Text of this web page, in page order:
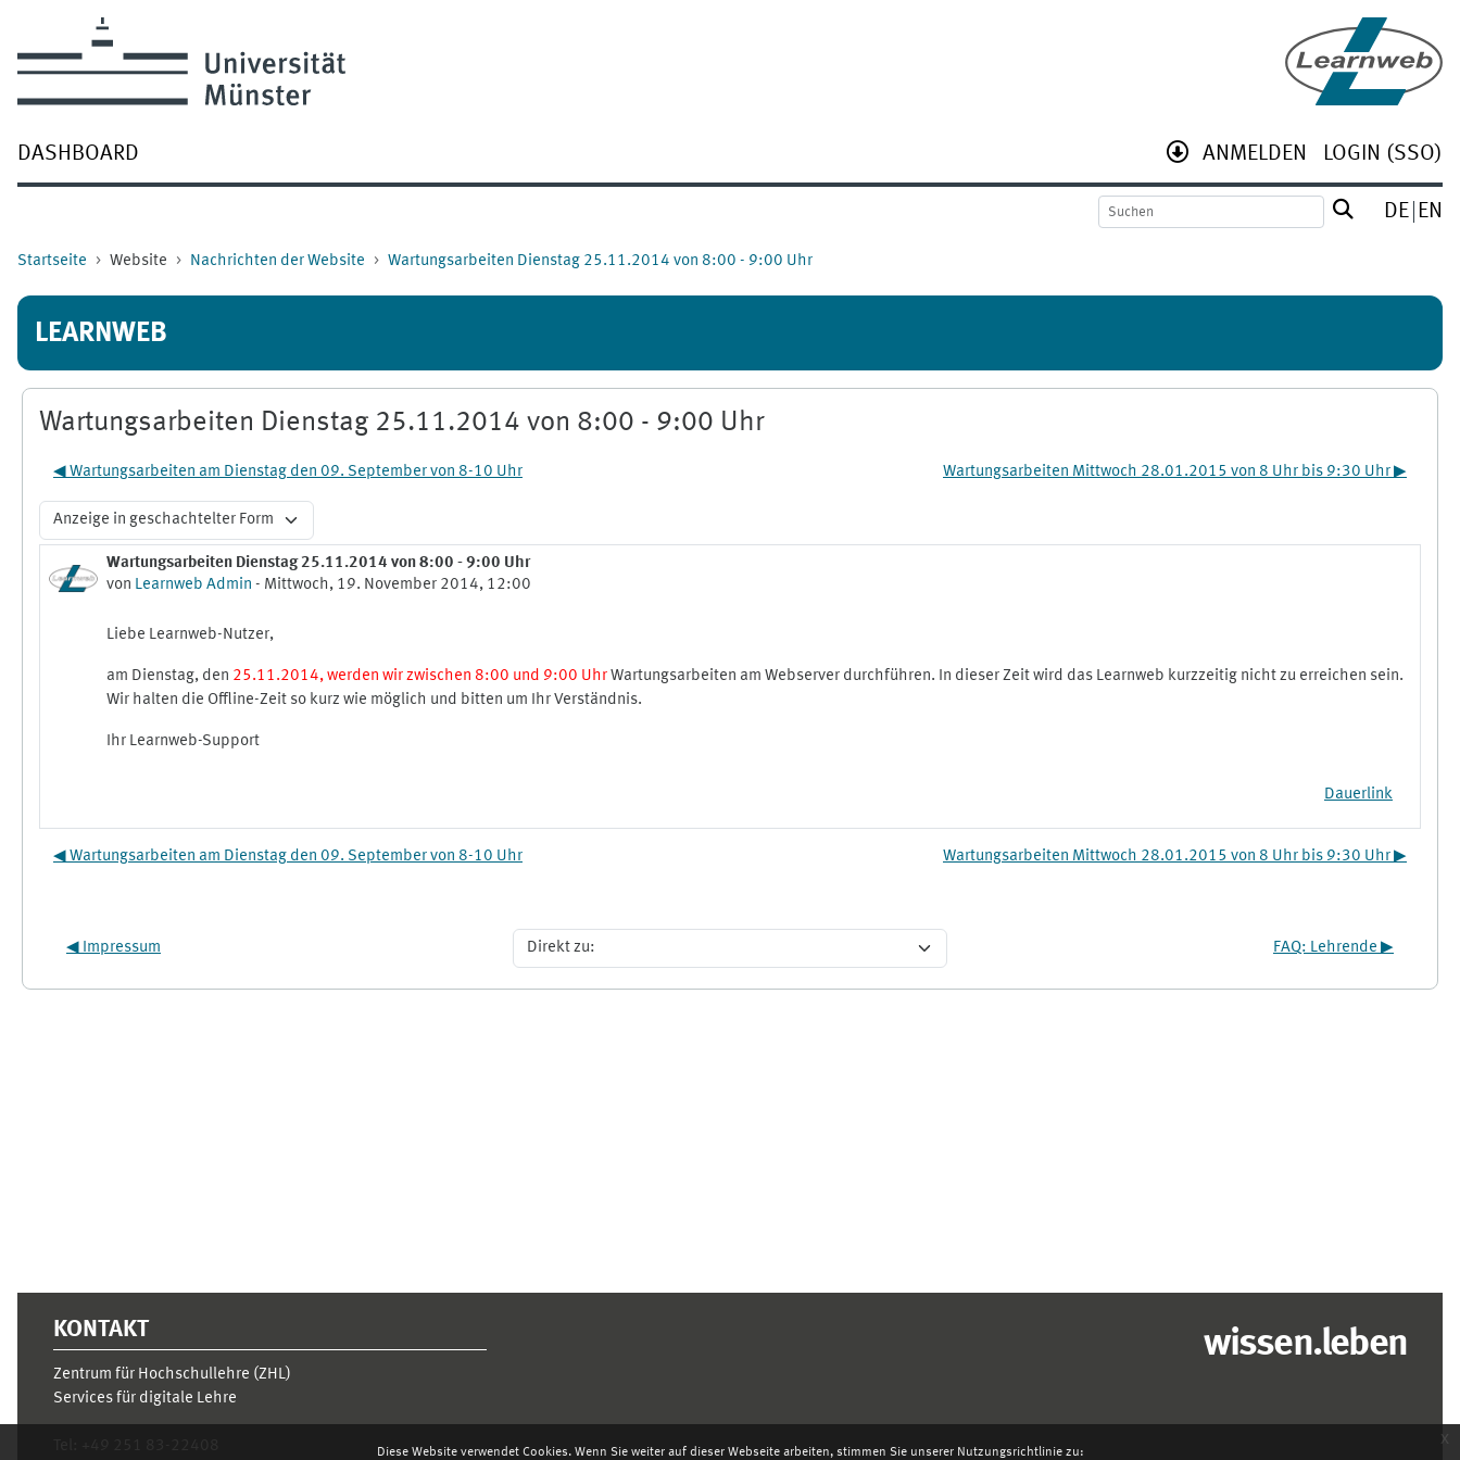
Diese Website verwendet Cookies. Wenn Sie weiter auf dieser Webseite arbeiten, stimmen Sie unserer Nutzungsrichtlinie zu:
x
DASHBOARD ANMELDEN LOGIN (SSO)
DE EN
Startseite Website Nachrichten der Website Wartungsarbeiten Dienstag 25.11.2014 von 8:00 - 9:00 Uhr
LEARNWEB
Wartungsarbeiten Dienstag 25.11.2014 von 8:00 - 9:00 Uhr
◀︎ Wartungsarbeiten am Dienstag den 09. September von 8-10 Uhr Wartungsarbeiten Mittwoch 28.01.2015 von 8 Uhr bis 9:30 Uhr ▶︎
Anzeigemodus
Wartungsarbeiten Dienstag 25.11.2014 von 8:00 - 9:00 Uhr
von Learnweb Admin - Mittwoch, 19. November 2014, 12:00
Anzahl Antworten: 0
Liebe Learnweb-Nutzer,
am Dienstag, den 25.11.2014, werden wir zwischen 8:00 und 9:00 Uhr Wartungsarbeiten am Webserver durchführen. In dieser Zeit wird das Learnweb kurzzeitig nicht zu erreichen sein.
Wir halten die Offline-Zeit so kurz wie möglich und bitten um Ihr Verständnis.
Ihr Learnweb-Support
Dauerlink
◀︎ Wartungsarbeiten am Dienstag den 09. September von 8-10 Uhr Wartungsarbeiten Mittwoch 28.01.2015 von 8 Uhr bis 9:30 Uhr ▶︎
◀︎ Impressum FAQ: Lehrende ▶︎
KONTAKT
Zentrum für Hochschullehre (ZHL)
Services für digitale Lehre
wissen.leben